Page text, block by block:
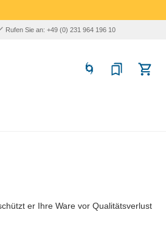
Rufen Sie an: +49 (0) 231 964 196 10
er Ihre Ware vor Qualitätsverlust